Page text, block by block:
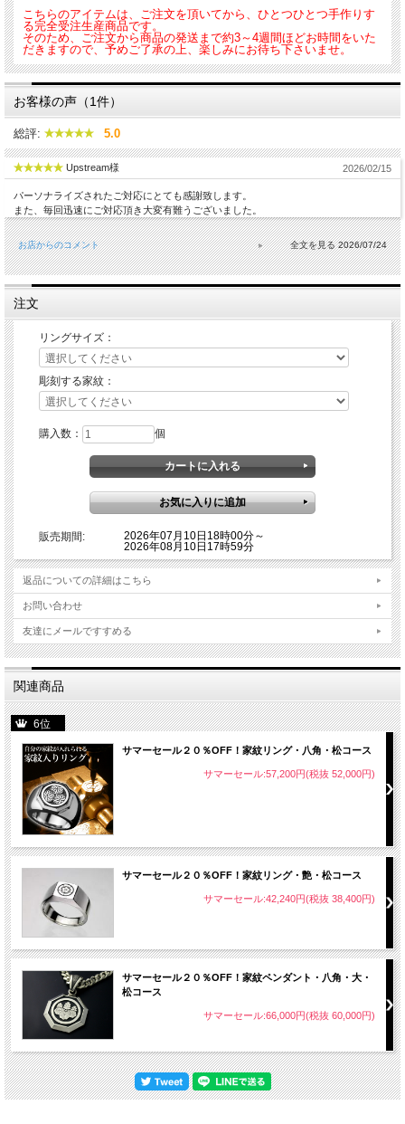
のコースに分けて料金を設定させていただいております。 ご了承下さいませ。
※彫刻のクオリティに違いはございません
※各コースに含まれない家紋はお問い合わせ下さい
■ その他のサイズを見る
→7号～13号
→15号～19号
■ シルバータイプもございます
→
＜サイズ＞
最大幅：約12mm 最小幅：約6mm
家紋の直径：約7.5mm
材質：K18金ゴールド
※ ホワイトゴールド、プラチナでのご注文も承っております。ご希望の場合は別
※ 金は相場によって価格が変動するため、随時価格の見直しをさせて頂きます。
ご了承下さいませ。
こちらのアイテムは、ご注文を頂いてから、ひとつひとつ手作りす
る完全受注生産商品です。
そのため、ご注文から商品の発送まで約3～4週間ほどお時間をいた
だきますので、予めご了承の上、楽しみにお待ち下さいませ。
お客様の声（1件）
総評: 5.0
Upstream様 2026/02/15
パーソナライズされたご対応にとても感謝致します。
また、毎回迅速にご対応頂き大変有難うございました。
お店からのコメント 2026/07/24
注文
リングサイズ：
彫刻する家紋：
購入数： 個
販売期間:
2026年07月10日18時00分～
2026年08月10日17時59分
返品についての詳細はこちら
お問い合わせ
友達にメールですすめる
関連商品
6位
サマーセール２０％OFF！家紋リング・八角・松コース
サマーセール:57,200円(税抜 52,000円)
サマーセール２０％OFF！家紋リング・艶・松コース
サマーセール:42,240円(税抜 38,400円)
サマーセール２０％OFF！家紋ペンダント・八角・大・
松コース
サマーセール:66,000円(税抜 60,000円)